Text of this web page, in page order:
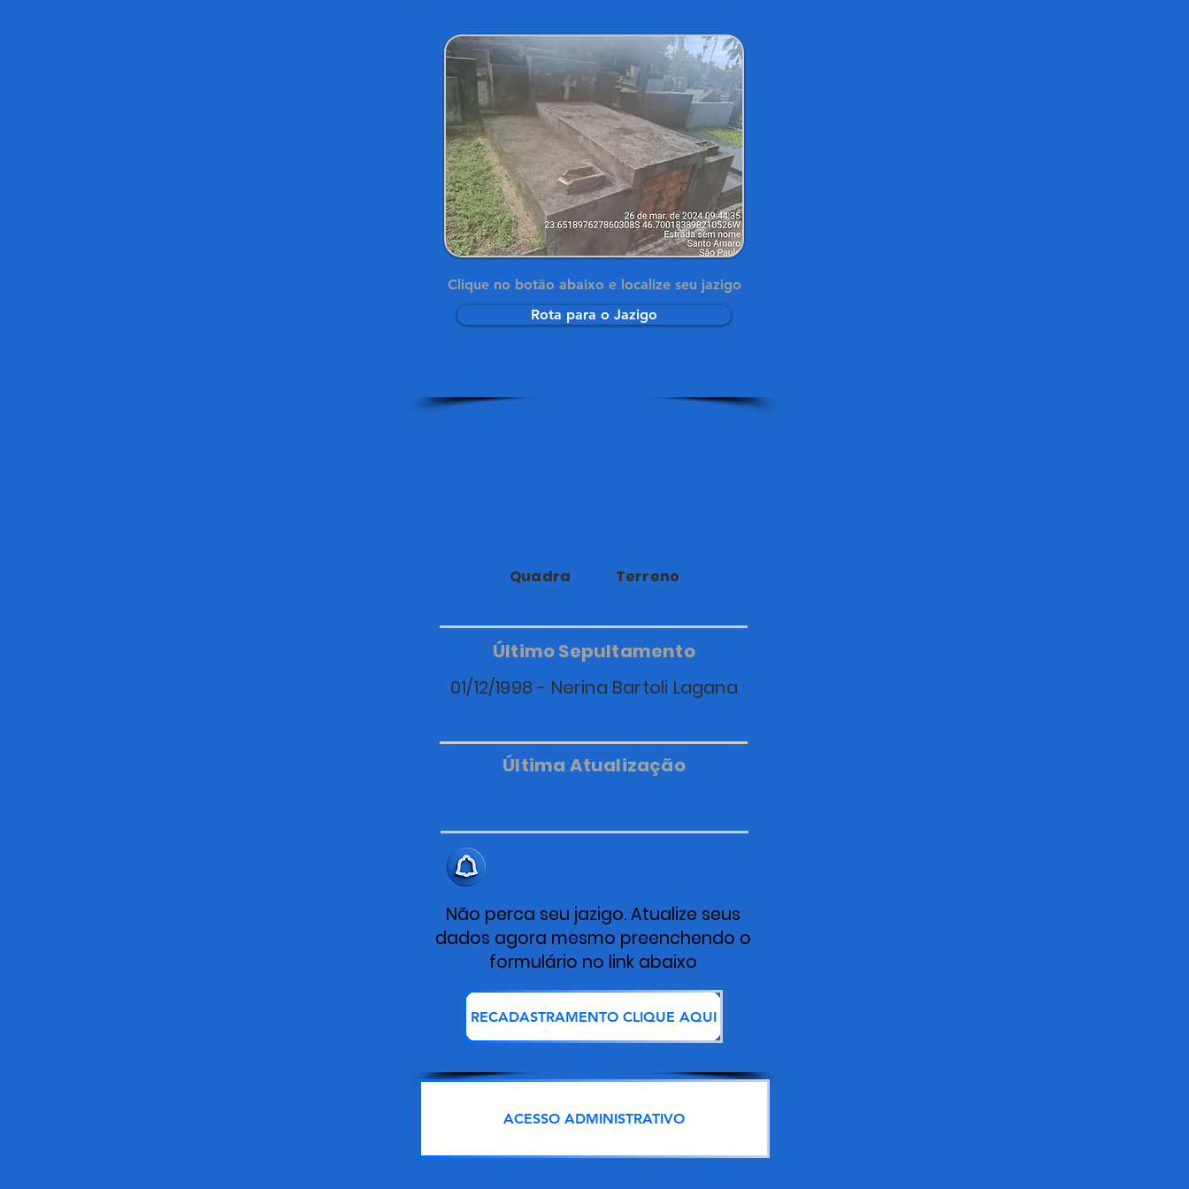
Clique no botão abaixo e localize seu jazigo
Rota para o Jazigo
Quadra Terreno
Último Sepultamento
01/12/1998 - Nerina Bartoli Lagana
Última Atualização
Não perca seu jazigo. Atualize seus
dados agora mesmo preenchendo o
formulário no link abaixo
RECADASTRAMENTO CLIQUE AQUI
ACESSO ADMINISTRATIVO